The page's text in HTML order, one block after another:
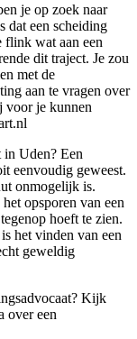
je op zoek naar
dat een scheiding
flink wat aan een
dit traject. Je zou
met de
aan te vragen over
voor je kunnen
in Uden? Een
eenvoudig geweest.
onmogelijk is.
opsporen van een
hoeft te zien.
het vinden van een
geweldig
Kijk
over een